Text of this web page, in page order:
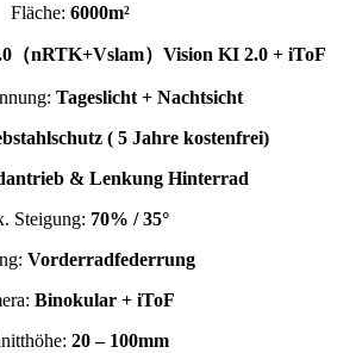
Fläche: 6000m²
（nRTK+Vslam）Vision KI 2.0 + iToF
Tageslicht + Nachtsicht
( 5 Jahre kostenfrei)
& Lenkung Hinterrad
Steigung: 70% / 35°
Vorderradfederrung
Binokular + iToF
20 – 100mm